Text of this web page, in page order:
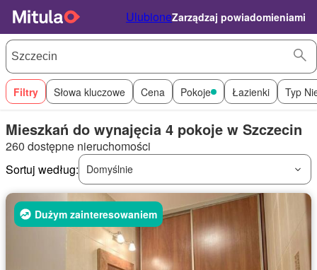
UlubioneZarządzaj powiadomieniami
Filtry Słowa kluczowe Cena Pokoje Łazienki Typ
Mieszkań do wynajęcia 4 pokoje w Szczecin
260 dostępne nieruchomości
Sortuj według:
Domyślnie
Dużym zainteresowaniem